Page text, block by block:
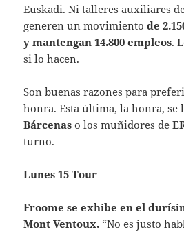
Euskadi. Ni talleres auxiliares
generen un movimientode
y mantengan 14.800 empleos.
si lo hacen.
Son buenas razones para
honra. Esta última, la honra, se
Bárcenas o los muñidores de
turno.
Lunes 15 Tour
Froome se exhibe en el
Mont Ventoux. “No es justo